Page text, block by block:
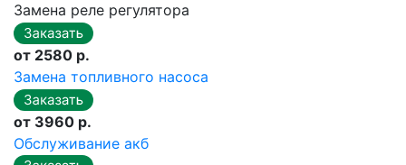
Замена реле регулятора
от 2580 р.
Замена топливного насоса
от 3960 р.
Обслуживание акб